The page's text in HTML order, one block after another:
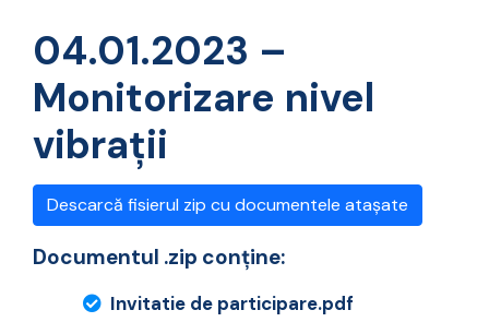
04.01.2023 –
Monitorizare nivel
vibrații
Descarcă fisierul zip cu documentele atașate
Documentul .zip conține:
Invitatie de participare.pdf